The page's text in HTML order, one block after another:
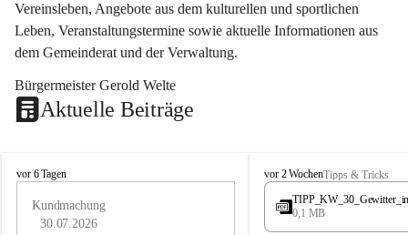
Vereinsleben, Angebote aus dem kulturellen und sportlichen
Leben, Veranstaltungstermine sowie aktuelle Informationen aus
dem Gemeinderat und der Verwaltung.
Bürgermeister Gerold Welte
Aktuelle Beiträge
L
vor 6 Tagen
Kundmachung
30.07.2026
L
a
e
vor 2 WochenTipps & Tricks
0,1 MB